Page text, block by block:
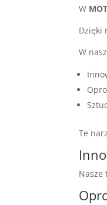
W
Dzięki
W
Te
Nasze